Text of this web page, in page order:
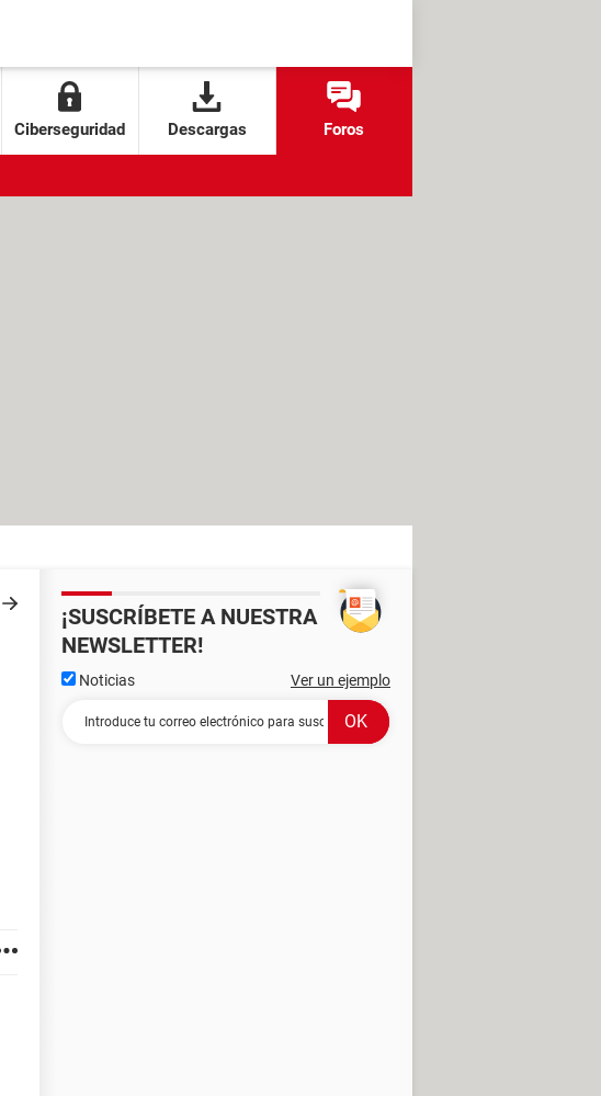
Ciberseguridad Descargas Foros
¡SUSCRÍBETE A NUESTRA
NEWSLETTER!
Noticias Ver un ejemplo